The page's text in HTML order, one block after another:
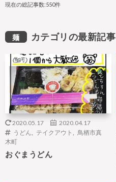
現在の総記事数:550件
麺 カテゴリの最新記事
2020.05.17 2020.04.17
うどん テイクアウト
鳥栖市真
木町
おぐまうどん